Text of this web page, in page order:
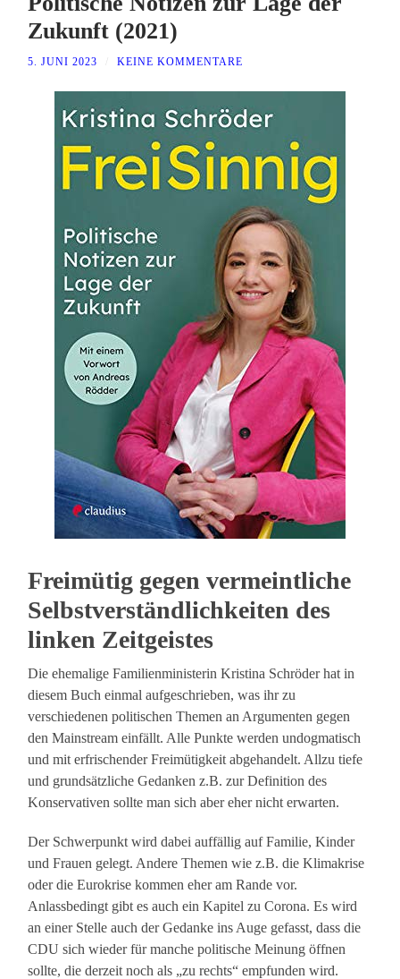
Zukunft (2021)
5. JUNI 2023 KEINE KOMMENTARE
Freimütig gegen vermeintliche
Selbstverständlichkeiten des
linken Zeitgeistes
Die ehemalige Familienministerin Kristina Schröder hat in
diesem Buch einmal aufgeschrieben, was ihr zu
verschiedenen politischen Themen an Argumenten gegen
den Mainstream einfällt. Alle Punkte werden undogmatisch
und mit erfrischender Freimütigkeit abgehandelt. Allzu tiefe
und grundsätzliche Gedanken z.B. zur Definition des
Konservativen sollte man sich aber eher nicht erwarten.
Der Schwerpunkt wird dabei auffällig auf Familie, Kinder
und Frauen gelegt. Andere Themen wie z.B. die Klimakrise
oder die Eurokrise kommen eher am Rande vor.
Anlassbedingt gibt es auch ein Kapitel zu Corona. Es wird
an einer Stelle auch der Gedanke ins Auge gefasst, dass die
CDU sich wieder für manche politische Meinung öffnen
sollte, die derzeit noch als „zu rechts“ empfunden wird.